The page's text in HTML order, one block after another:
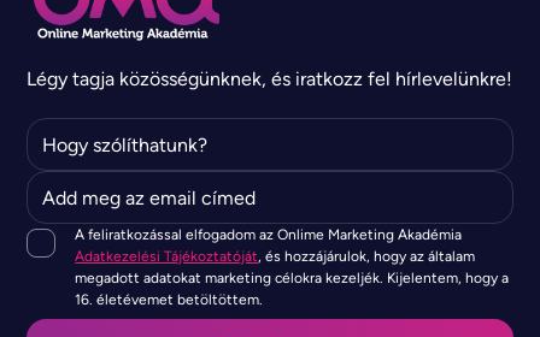
Légy tagja közösségünknek, és iratkozz fel hírlevelünkre!
A feliratkozással elfogadom az Onlime Marketing Akadémia
Adatkezelési Tájékoztatóját, és hozzájárulok, hogy az általam
megadott adatokat marketing célokra kezeljék. Kijelentem, hogy a
16. életévemet betöltöttem.